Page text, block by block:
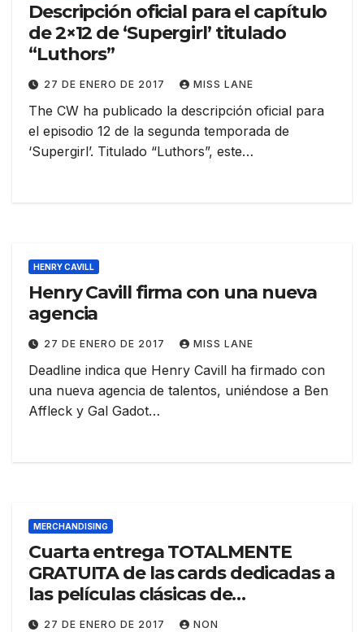
Descripción oficial para el capítulo
de 2×12 de ‘Supergirl’ titulado
“Luthors”
27 DE ENERO DE 2017 MISS LANE
The CW ha publicado la descripción oficial para
el episodio 12 de la segunda temporada de
‘Supergirl’. Titulado “Luthors”, este…
HENRY CAVILL
Henry Cavill firma con una nueva
agencia
27 DE ENERO DE 2017 MISS LANE
Deadline indica que Henry Cavill ha firmado con
una nueva agencia de talentos, uniéndose a Ben
Affleck y Gal Gadot…
MERCHANDISING
Cuarta entrega TOTALMENTE
GRATUITA de las cards dedicadas a
las películas clásicas de
Christopher Reeve
27 DE ENERO DE 2017 NON